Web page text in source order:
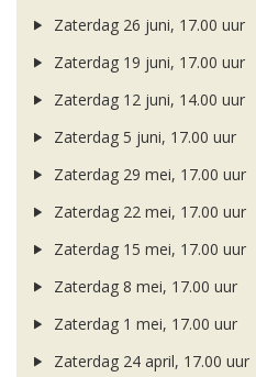
Zaterdag 26 juni, 17.00 uur
Zaterdag 19 juni, 17.00 uur
Zaterdag 12 juni, 14.00 uur
Zaterdag 5 juni, 17.00 uur
Zaterdag 29 mei, 17.00 uur
Zaterdag 22 mei, 17.00 uur
Zaterdag 15 mei, 17.00 uur
Zaterdag 8 mei, 17.00 uur
Zaterdag 1 mei, 17.00 uur
Zaterdag 24 april, 17.00 uur